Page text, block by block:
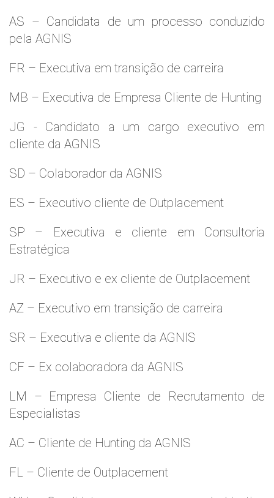
AS – Candidata de um processo conduzido
pela AGNIS
FR – Executiva em transição de carreira
MB – Executiva de Empresa Cliente de Hunting
JG - Candidato a um cargo executivo em
cliente da AGNIS
SD – Colaborador da AGNIS
ES – Executivo cliente de Outplacement
SP – Executiva e cliente em Consultoria
Estratégica
JR – Executivo e ex cliente de Outplacement
AZ – Executivo em transição de carreira
SR – Executiva e cliente da AGNIS
CF – Ex colaboradora da AGNIS
LM – Empresa Cliente de Recrutamento de
Especialistas
AC – Cliente de Hunting da AGNIS
FL – Cliente de Outplacement